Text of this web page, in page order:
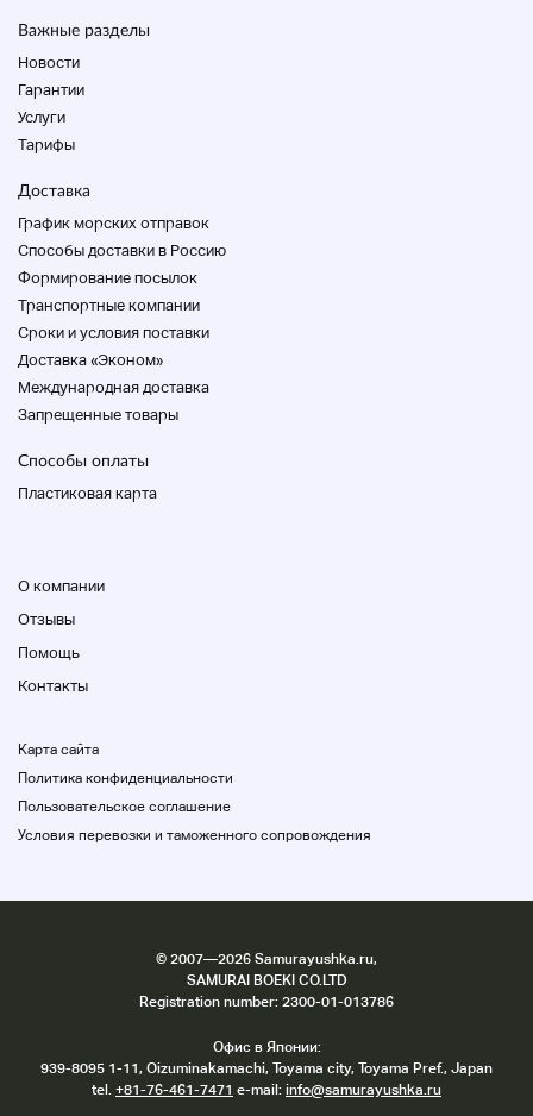
Важные разделы
Новости
Гарантии
Услуги
Тарифы
Доставка
График морских отправок
Способы доставки в Россию
Формирование посылок
Транспортные компании
Cроки и условия поставки
Доставка «Эконом»
Международная доставка
Запрещенные товары
Способы оплаты
Пластиковая карта
О компании
Отзывы
Помощь
Контакты
Карта сайта
Политика конфиденциальности
Пользовательское соглашение
Условия перевозки и таможенного сопровождения
© 2007—2026 Samurayushka.ru,
SAMURAI BOEKI CO.LTD
Registration number: 2300-01-013786
Офис в Японии:
939-8095 1-11, Oizuminakamachi, Toyama city, Toyama Pref., Japan
tel. +81-76-461-7471 e-mail: info@samurayushka.ru